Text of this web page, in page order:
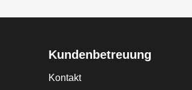
Kundenbetreuung
Kontakt